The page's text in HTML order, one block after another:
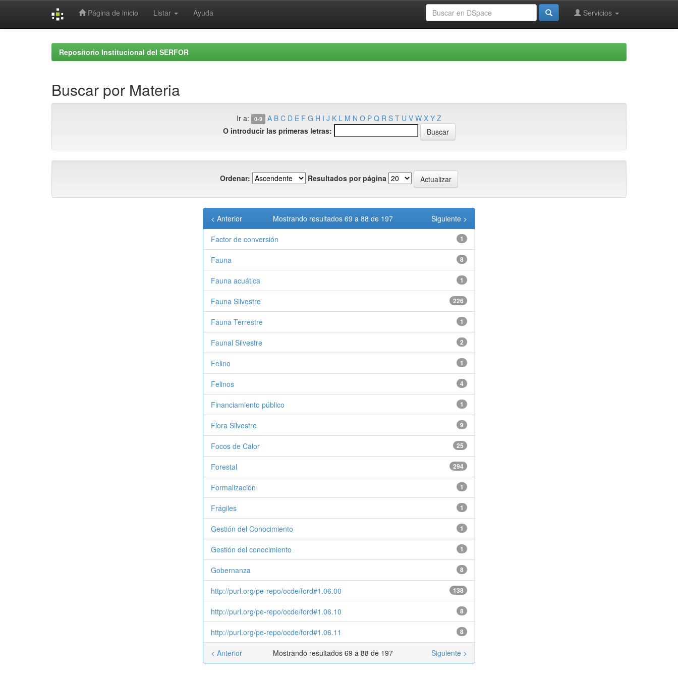
Página de inicio Listar Ayuda Servicios
Repositorio Institucional del SERFOR
Buscar por Materia
Ir a: 0-9 A B C D E F G H I J K L M N O P Q R S T U V W X Y Z
O introducir las primeras letras:
Ordenar: Resultados por página
Mostrando resultados 69 a 88 de 197
< Anterior Siguiente >
Factor de conversión 1
Fauna 8
Fauna acuática 1
Fauna Silvestre 226
Fauna Terrestre 1
Faunal Silvestre 2
Felino 1
Felinos 4
Financiamiento público 1
Flora Silvestre 9
Focos de Calor 25
Forestal 294
Formalización 1
Frágiles 1
Gestión del Conocimiento 1
Gestión del conocimiento 1
Gobernanza 8
http://purl.org/pe-repo/ocde/ford#1.06.00 138
http://purl.org/pe-repo/ocde/ford#1.06.10 8
http://purl.org/pe-repo/ocde/ford#1.06.11 8
Mostrando resultados 69 a 88 de 197
< Anterior Siguiente >